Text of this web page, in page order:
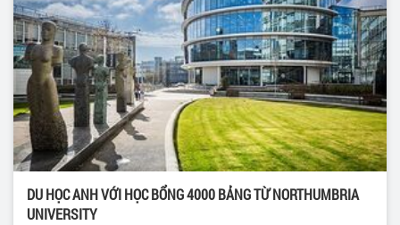
DU HỌC ANH VỚI HỌC BỔNG 4000 BẢNG TỪ NORTHUMBRIA
UNIVERSITY